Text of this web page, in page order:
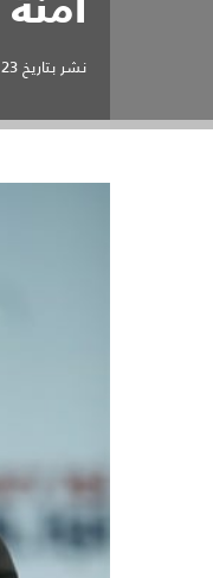
نشر بتاريخ23 فبراير 2019